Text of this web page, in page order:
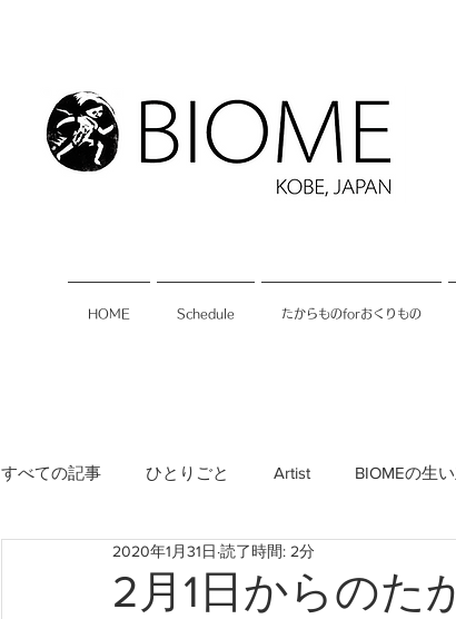
HOME Schedule たからものforおくりもの
すべての記事 ひとりごと Artist BIOMEの生
神戸のこと たからものforおくりも
2月1日からの
2020年1月31日 読了時間: 2分